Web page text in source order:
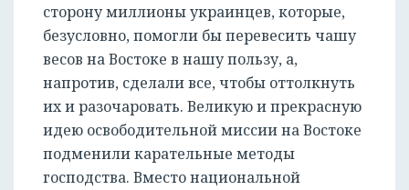
сторону миллионы украинцев, которые,
безусловно, помогли бы перевесить чашу
весов на Востоке в нашу пользу, а,
напротив, сделали все, чтобы оттолкнуть
их и разочаровать. Великую и прекрасную
идею освободительной миссии на Востоке
подменили карательные методы
господства. Вместо национальной